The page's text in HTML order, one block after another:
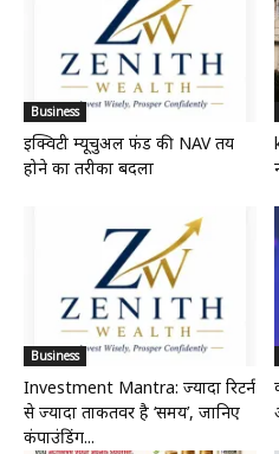
Business
इक्विटी म्यूचुअल फंड की NAV तय
होने का तरीका बदला
Business
Investment Mantra: ज्यादा रिटर्न
से ज्यादा ताकतवर है ‘समय’, जानिए
कंपाउंडिंग...